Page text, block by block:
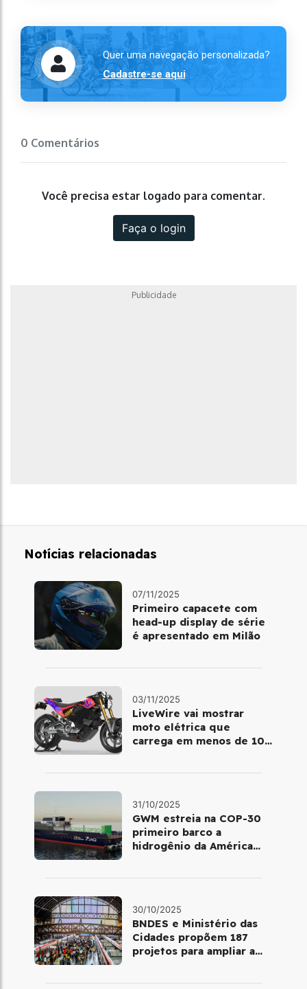
Quer uma navegação personalizada?
Cadastre-se aqui
0 Comentários
Você precisa estar logado para comentar.
Faça o login
Publicidade
Notícias relacionadas
07/11/2025
Primeiro capacete com
head‑up display de série
é apresentado em Milão
03/11/2025
LiveWire vai mostrar
moto elétrica que
carrega em menos de 10
31/10/2025
GWM estreia na COP-30
primeiro barco a
hidrogênio da América
30/10/2025
BNDES e Ministério das
Cidades propõem 187
projetos para ampliar a